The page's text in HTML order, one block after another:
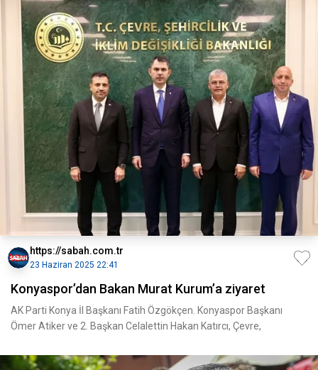
https://sabah.com.tr
23 Haziran 2025 22:41
Konyaspor’dan Bakan Murat Kurum’a ziyaret
AK Parti Konya İl Başkanı Fatih Özgökçen. Konyaspor Başkanı
Ömer Atiker ve 2. Başkan Celalettin Hakan Katırcı, Çevre,